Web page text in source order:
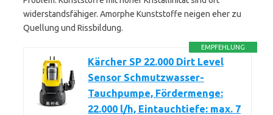
widerstandsfähiger. Amorphe Kunststoffe neigen eher zu
Quellung und Rissbildung.
EMPFEHLUNG
Kärcher SP 22.000 Dirt Level
Sensor Schmutzwasser-
Tauchpumpe, Fördermenge:
22.000 l/h, Eintauchtiefe: max. 7